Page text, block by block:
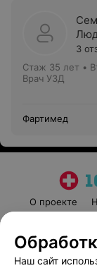
3
Стаж 35 лет •
Врач УЗД
Фартимед
О проекте
Наш сайт